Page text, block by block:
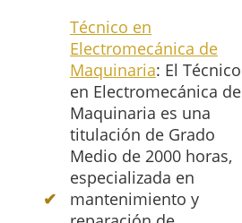
Técnico en
Electromecánica de
Maquinaria: El Técnico
en Electromecánica de
Maquinaria es una
titulación de Grado
Medio de 2000 horas,
especializada en
mantenimiento y